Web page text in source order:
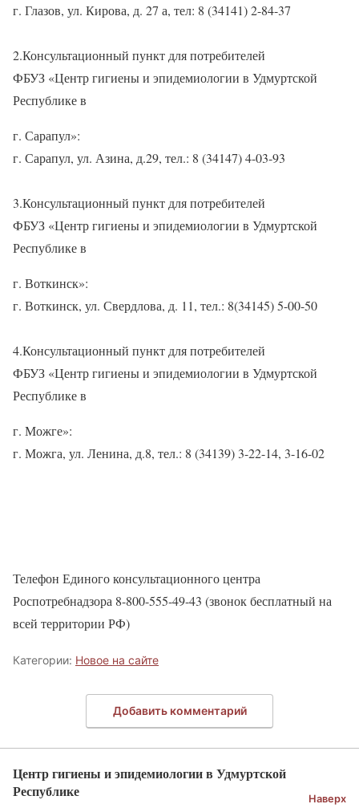
г. Глазов, ул. Кирова, д. 27 а, тел: 8 (34141) 2-84-37
2.Консультационный пункт для потребителей
ФБУЗ «Центр гигиены и эпидемиологии в Удмуртской
Республике в
г. Сарапул»:
г. Сарапул, ул. Азина, д.29, тел.: 8 (34147) 4-03-93
3.Консультационный пункт для потребителей
ФБУЗ «Центр гигиены и эпидемиологии в Удмуртской
Республике в
г. Воткинск»:
г. Воткинск, ул. Свердлова, д. 11, тел.: 8(34145) 5-00-50
4.Консультационный пункт для потребителей
ФБУЗ «Центр гигиены и эпидемиологии в Удмуртской
Республике в
г. Можге»:
г. Можга, ул. Ленина, д.8, тел.: 8 (34139) 3-22-14, 3-16-02
Телефон Единого консультационного центра
Роспотребнадзора 8-800-555-49-43 (звонок бесплатный на
всей территории РФ)
Категории: Новое на сайте
Добавить комментарий
Центр гигиены и эпидемиологии в Удмуртской
Республике
Наверх